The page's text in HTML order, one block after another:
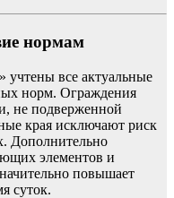
нормам
учтены все актуальные
норм. Ограждения
не подверженной
края исключают риск
Дополнительно
элементов и
повышает
суток.